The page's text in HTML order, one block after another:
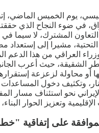
يوم الخميس الماضي،
التعاون المشترك، لا
التحتية، مشيرا إلى
العراقي من هذا
الشقيقة، حيث أعرب
أو محاولة لزعزعة
وتكثيف دخول
نحو استئناف مسار
وتعزيز الحوار
على إتفاقية